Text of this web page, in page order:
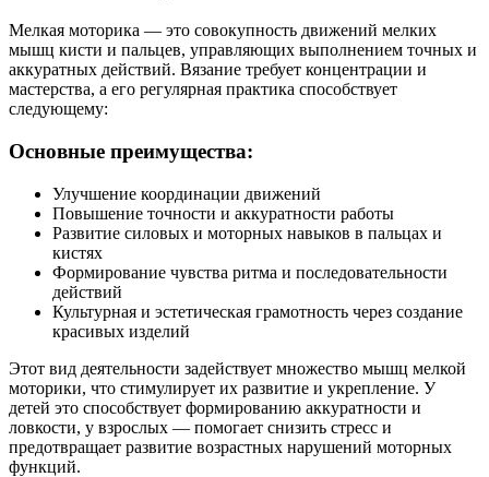
Мелкая моторика — это совокупность движений мелких
мышц кисти и пальцев, управляющих выполнением точных и
аккуратных действий. Вязание требует концентрации и
мастерства, а его регулярная практика способствует
следующему:
Основные преимущества:
Улучшение координации движений
Повышение точности и аккуратности работы
Развитие силовых и моторных навыков в пальцах и
кистях
Формирование чувства ритма и последовательности
действий
Культурная и эстетическая грамотность через создание
красивых изделий
Этот вид деятельности задействует множество мышц мелкой
моторики, что стимулирует их развитие и укрепление. У
детей это способствует формированию аккуратности и
ловкости, у взрослых — помогает снизить стресс и
предотвращает развитие возрастных нарушений моторных
функций.